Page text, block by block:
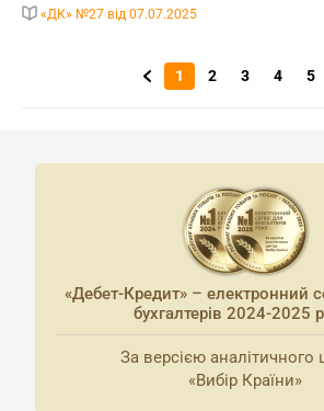
«ДК» №27 від 07.07.2025
1 2 3 4 5
«Дебет-Кредит» – електронний
бухгалтерів 2024-2025
За версією аналітичного
«Вибір Країни»